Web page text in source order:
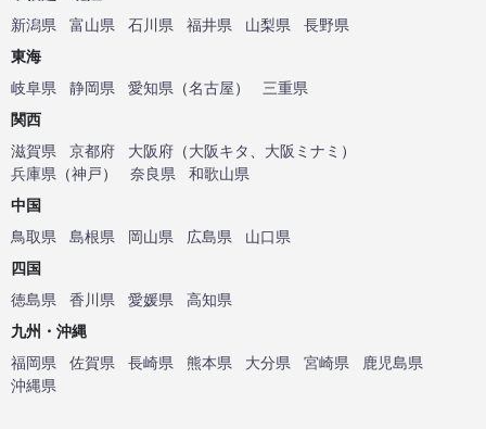
新潟県
富山県 石川県 福井県 山梨県
長野県
東海
岐阜県
静岡県 愛知県 （名古屋）
三重県
関西
滋賀県
京都府 大阪府 （大阪キタ 大阪ミナミ ）
兵庫県 （神戸） 奈良県
和歌山県
中国
鳥取県
島根県 岡山県 広島県
山口県
四国
徳島県
香川県 愛媛県
高知県
九州・沖縄
福岡県
佐賀県 長崎県 熊本県 大分県 宮崎県
鹿児島県
沖縄県